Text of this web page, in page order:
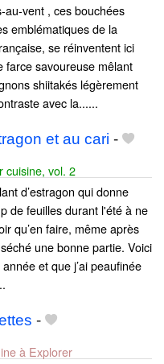
au-vent , ces bouchées
emblématiques de la
se réinventent ici
farce savoureuse mêlant
shiitakés légèrement
avec la......
et au cari -
cuisine, vol. 2
d’estragon qui donne
de feuilles durant l'été à ne
qu’en faire, même après
une bonne partie. Voici
et que j’ai peaufinée
-
à Explorer